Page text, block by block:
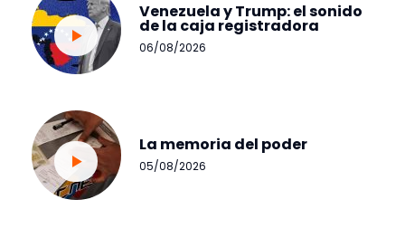
Venezuela y Trump: el sonido
de la caja registradora
06/08/2026
La memoria del poder
05/08/2026